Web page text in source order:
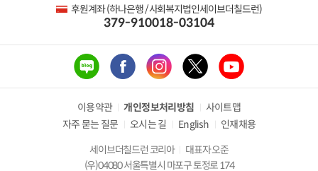
후원계좌 (하나은행 / 사회복지법인세이브더칠드런)
379-910018-03104
이용약관 개인정보처리방침
사이트맵
자주 묻는 질문
오시는 길 English
인재채용
세이브더칠드런 코리아
대표자 오준
(우)04080 서울특별시 마포구 토정로 174